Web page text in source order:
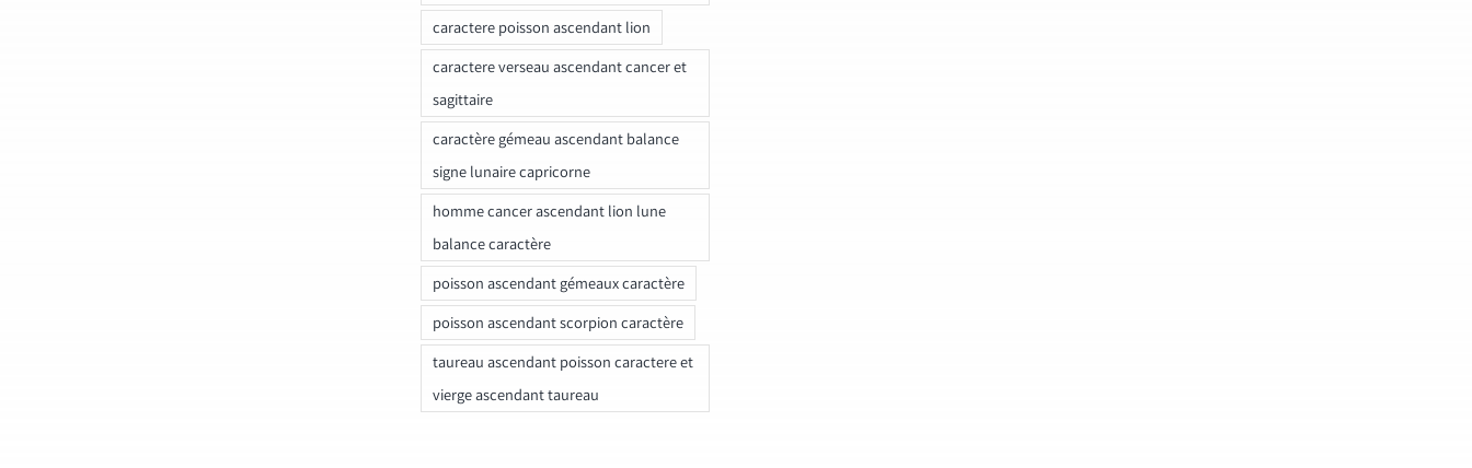
caractere poisson ascendant lion
caractere verseau ascendant cancer et
sagittaire
caractère gémeau ascendant balance
signe lunaire capricorne
homme cancer ascendant lion lune
balance caractère
poisson ascendant gémeaux caractère
poisson ascendant scorpion caractère
taureau ascendant poisson caractere et
vierge ascendant taureau